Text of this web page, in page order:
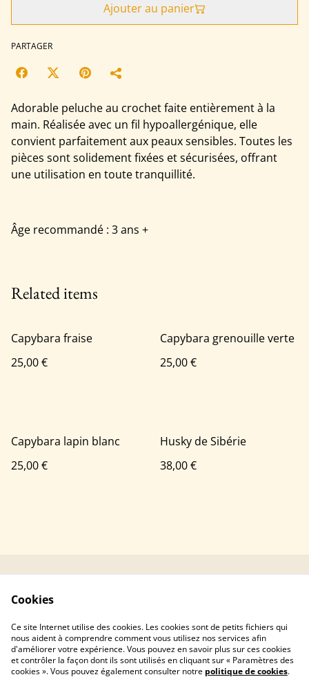
Ajouter au panier
PARTAGER
Adorable peluche au crochet faite entièrement à la
main. Réalisée avec un fil hypoallergénique, elle
convient parfaitement aux peaux sensibles. Toutes les
pièces sont solidement fixées et sécurisées, offrant
une utilisation en toute tranquillité.
Âge recommandé : 3 ans +
Related items
Capybara fraise
25,00 €
Capybara grenouille verte
25,00 €
Capybara lapin blanc
25,00 €
Husky de Sibérie
38,00 €
Contacter Mushka
Politique de
confidentialité
Politique de cookies
Cookies
Ce site Internet utilise des cookies. Les cookies sont de petits fichiers qui
nous aident à comprendre comment vous utilisez nos services afin
d'améliorer votre expérience. Vous pouvez en savoir plus sur ces cookies
et contrôler la façon dont ils sont utilisés en cliquant sur « Paramètres des
cookies ». Vous pouvez également consulter notre politique de cookies.